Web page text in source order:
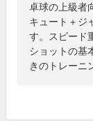
卓球の上級者
キュート＋ジ
す。スピード
ショットの基
きのトレーニ